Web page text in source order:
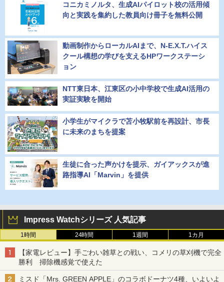
コニカミノルタ、生成AIパイロット校の活用傾
向と実践を集約した教員向け冊子を無料公開
動画制作からローカルAIまで、N-E.X.T.ハイス
クール構想の学びを支えるHPワークステーシ
ョン
NTT東日本、江東区の小中学校で生成AI活用の
実証実験を開始
小学生がマイクラで苫小牧駅前を再設計、市長
に未来のまちを提案
生徒に合った声かけを提示、ガイアックスが進
路指導AI「Marvin」を提供
Impress Watchシリーズ 人気記事
1時間 24時間 1週間 1カ月
【家電レビュー】手ごわい雑草との戦い、コメリの草刈機で完全
勝利 掃除機感覚で使えた
ミスド「Mrs. GREEN APPLE」のコラボドーナツ4種、いよいよ